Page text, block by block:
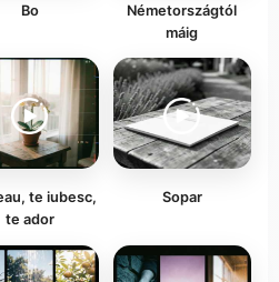
Bo
Németországtól
máig
te iubesc,
te ador
Sopar